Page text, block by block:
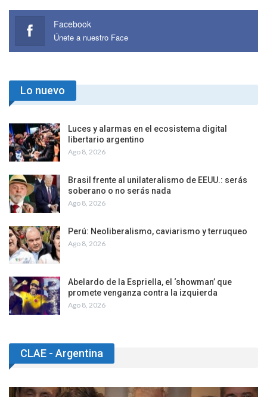
Facebook
Únete a nuestro Face
Lo nuevo
Luces y alarmas en el ecosistema digital
libertario argentino
Ago 8, 2026
Brasil frente al unilateralismo de EEUU.: serás
soberano o no serás nada
Ago 8, 2026
Perú: Neoliberalismo, caviarismo y terruqueo
Ago 8, 2026
Abelardo de la Espriella, el ‘showman’ que
promete venganza contra la izquierda
Ago 8, 2026
CLAE - Argentina